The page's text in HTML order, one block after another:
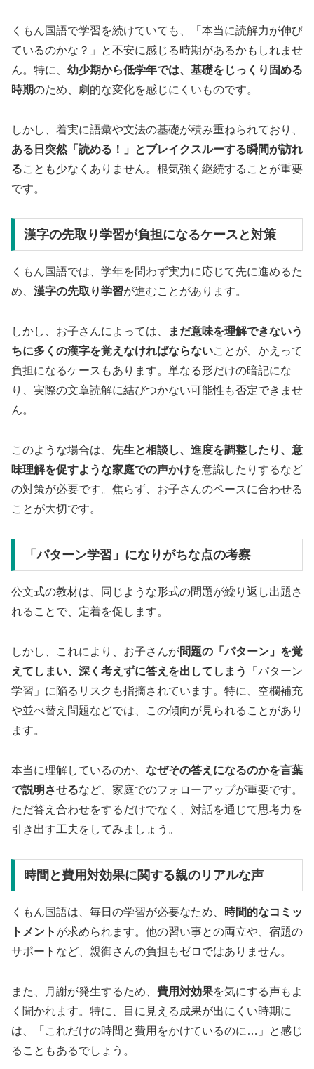
くもん国語で学習を続けていても、「本当に読解力が伸び
ているのかな？」と不安に感じる時期があるかもしれませ
ん。特に、 幼少期から低学年では、基礎をじっくり固める
時期のため、劇的な変化を感じにくいものです。
しかし、着実に語彙や文法の基礎が積み重ねられており、
ある日突然「読める！」とブレイクスルーする瞬間が訪れ
ることも少なくありません。根気強く継続することが重要
です。
漢字の先取り学習が負担になるケースと対策
くもん国語では、学年を問わず実力に応じて先に進めるた
め、 漢字の先取り学習が進むことがあります。
しかし、お子さんによっては、
まだ意味を理解できないう
ちに多くの漢字を覚えなければならないことが、かえって
負担になるケースもあります。単なる形だけの暗記にな
り、実際の文章読解に結びつかない可能性も否定できませ
ん。
このような場合は、 先生と相談し、進度を調整したり、意
味理解を促すような家庭での声かけを意識したりするなど
の対策が必要です。焦らず、お子さんのペースに合わせる
ことが大切です。
「パターン学習」になりがちな点の考察
公文式の教材は、同じような形式の問題が繰り返し出題さ
れることで、定着を促します。
しかし、これにより、お子さんが問題の「パターン」を覚
えてしまい、深く考えずに答えを出してしまう
「パターン
学習」に陥るリスクも指摘されています。特に、空欄補充
や並べ替え問題などでは、この傾向が見られることがあり
ます。
本当に理解しているのか、 なぜその答えになるのかを言葉
で説明させるなど、家庭でのフォローアップが重要です。
ただ答え合わせをするだけでなく、対話を通じて思考力を
引き出す工夫をしてみましょう。
時間と費用対効果に関する親のリアルな声
くもん国語は、毎日の学習が必要なため、
時間的なコミッ
トメント が求められます。他の習い事との両立や、宿題の
サポートなど、親御さんの負担もゼロではありません。
また、月謝が発生するため、 費用対効果を気にする声もよ
く聞かれます。特に、目に見える成果が出にくい時期に
は、「これだけの時間と費用をかけているのに…」と感じ
ることもあるでしょう。